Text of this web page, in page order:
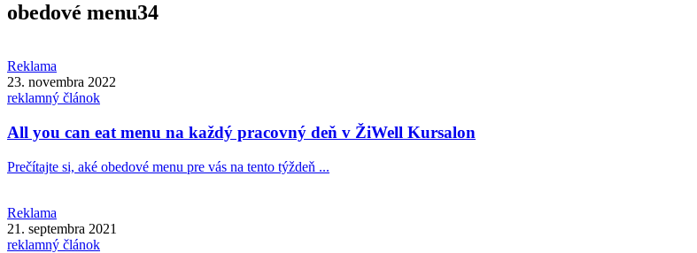
obedové menu34
Reklama
23. novembra 2022
reklamný článok
All you can eat menu na každý pracovný deň v ŽiWell Kursalon
Prečítajte si, aké obedové menu pre vás na tento týždeň ...
Reklama
21. septembra 2021
reklamný článok